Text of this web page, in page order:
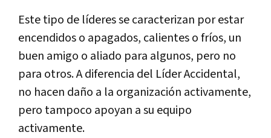
Este tipo de líderes se caracterizan por estar
encendidos o apagados, calientes o fríos, un
buen amigo o aliado para algunos, pero no
para otros. A diferencia del Líder Accidental,
no hacen daño a la organización activamente,
pero tampoco apoyan a su equipo
activamente.